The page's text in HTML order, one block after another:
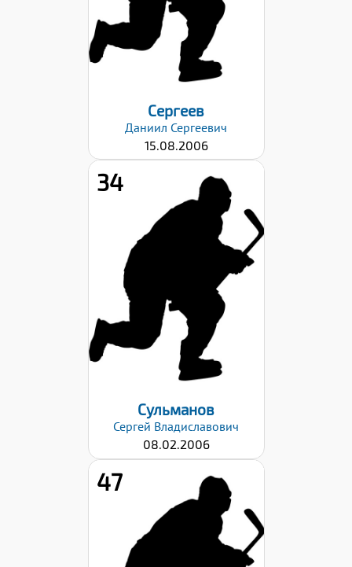
Левый
Дата заявки:
29.08.2022
Сергеев
Даниил Сергеевич
15.08.2006
34
Рост:
Левый
Дата заявки:
29.08.2022
Сульманов
Сергей Владиславович
08.02.2006
47
Рост: